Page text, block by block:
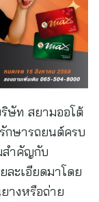
ษัท สยามออโต้
กษารถยนต์ครบ
สำคัญกับ
ละเอียดมาโดย
างหรือถ่าย